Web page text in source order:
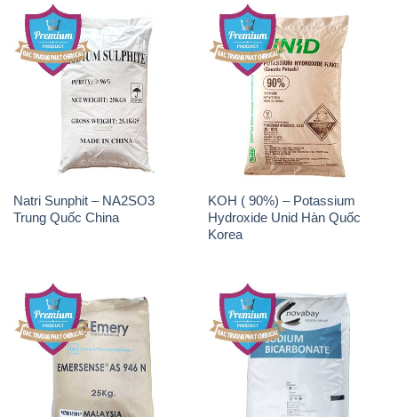
Natri Sunphit – NA2SO3
Trung Quốc China
KOH ( 90%) – Potassium
Hydroxide Unid Hàn Quốc
Korea